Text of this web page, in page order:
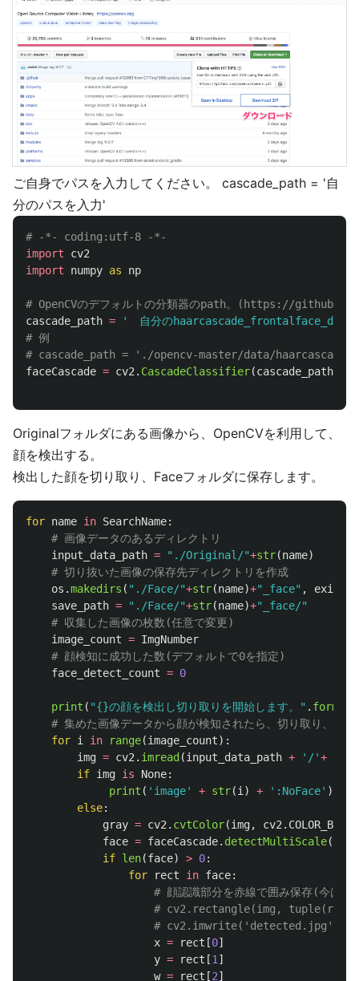
ご自身でパスを入力してください。 cascade_path = '自
分のパスを入力'
import
cv2
import
numpy as np
cascade_path = '
自分の
# 例
faceCascade = cv2 . CascadeClassifier(cascade_path
Originalフォルダにある画像から、OpenCVを利用して、
顔を検出する。
検出した顔を切り取り、Faceフォルダに保存します。
for name in SearchName:
input_data_path = " ./Original/"+str(name)
os .makedirs ( " ./Face/"+str(name)+" _face" ,
save_path = " ./Face/"+str(name)+" _face/"
image_count = ImgNumber
face_detect_count = 0
print ( "{}の顔を検出し切り取りを開始します。 " . format
for i in range(image_count):
img = cv2 . imread (input_data_path + ' /'+
if img is None:
print ( ' image' + str(i ) + ' :NoFace' )
else:
gray = cv2 . cvtColor(img, cv2 .
face = faceCascade. detectMultiScale(
if len(face) > 0:
for
rect in face:
x = rect [0]
y = rect [1 ]
w = rect [2]